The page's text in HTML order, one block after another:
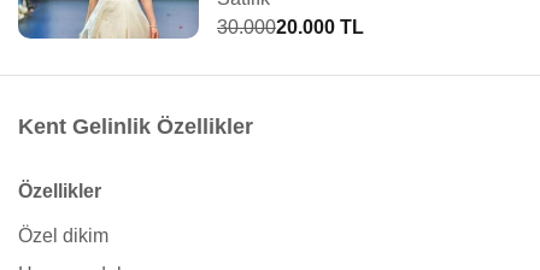
30.00020.000 TL
Kent Gelinlik Özellikler
Özellikler
Özel dikim